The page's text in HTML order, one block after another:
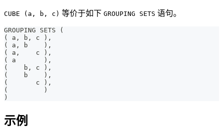
CUBE (a, b, c) 等价于如下 GROUPING SETS 语句。
GROUPING SETS
(
(
a , b , c ) ,
(
a , b ) ,
(
a ,
    c
) ,
(
a ) ,
(
    b
, c ) ,
(
    b
) ,
(
       c
) ,
(
)
)
示例